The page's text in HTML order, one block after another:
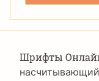
Шрифты